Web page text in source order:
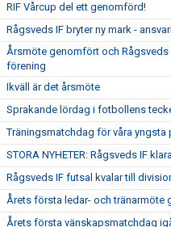
RIF Vårcup del ett genomförd!
Rågsveds IF bryter ny mark -
Årsmöte genomfört och Rågsveds
förening
Ikväll är det årsmöte
Sprakande lördag i fotbollens
Träningsmatchdag för våra yngsta
STORA NYHETER: Rågsveds IF
Rågsveds IF futsal kvalar till
Årets första ledar- och tränarmöte
Årets första vänskapsmatchdag